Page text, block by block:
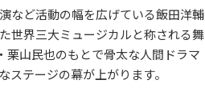
など活動の幅を広げている飯田洋輔
世界三大ミュージカルと称される舞
山民也のもとで骨太な人間ドラマ
テージの幕が上がります。